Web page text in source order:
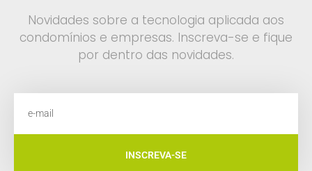
Novidades sobre a tecnologia aplicada aos
condomínios e empresas. Inscreva-se e fique
por dentro das novidades.
INSCREVA-SE